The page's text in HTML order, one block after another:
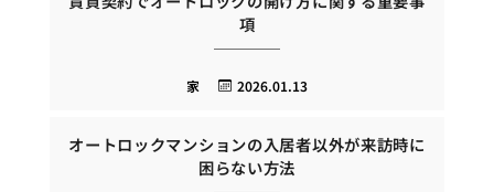
項
2026.01.13
家
オートロックマンションの入居者以外が来訪時に
困らない方法